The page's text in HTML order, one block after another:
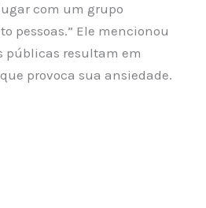
com um grupo
pessoas.” Ele mencionou
públicas resultam em
provoca sua ansiedade.